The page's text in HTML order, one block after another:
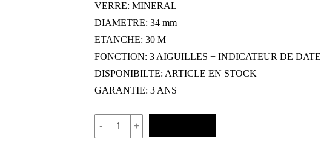
VERRE: MINERAL
DIAMETRE: 34 mm
ETANCHE: 30 M
FONCTION: 3 AIGUILLES + INDICATEUR DE DATE
DISPONIBILTE: ARTICLE EN STOCK
GARANTIE: 3 ANS
Quantité
REF:
PM30723